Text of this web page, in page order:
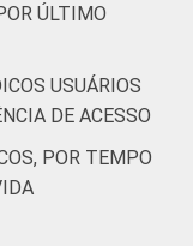
78
ou
ÚLTIMO
USUÁRIOS
DE ACESSO
POR TEMPO